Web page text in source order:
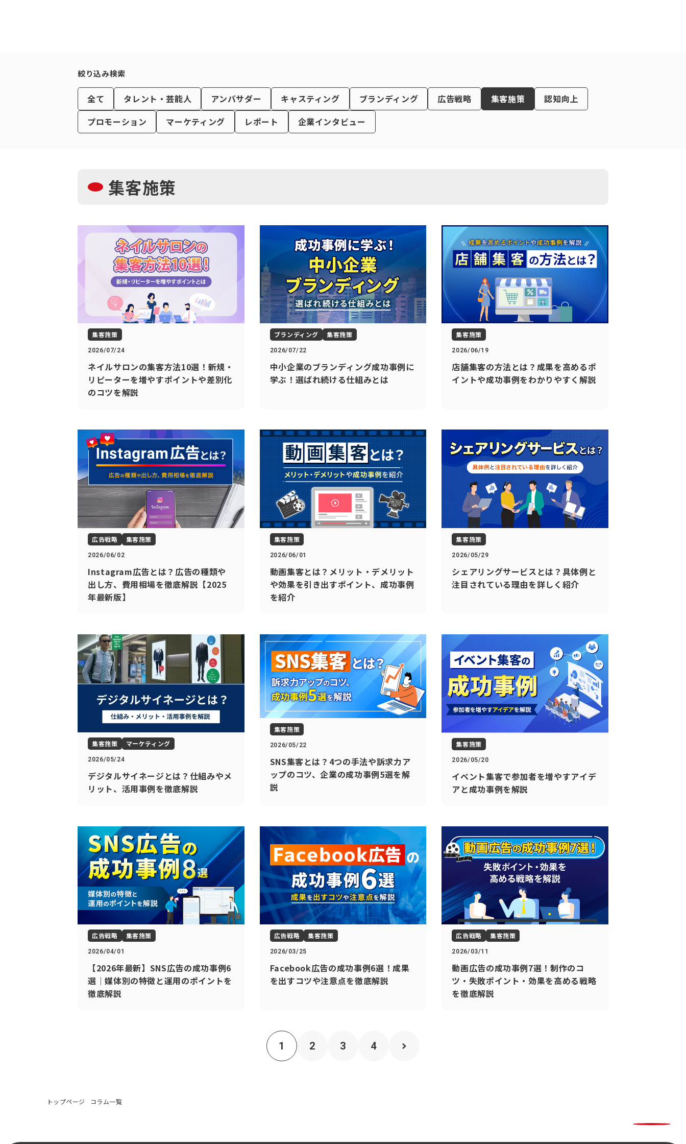
絞り込み検索
全て タレント・芸能人 アンバサダー キャスティング ブランディング 広告戦略 集客施策
認知向上
プロモーション
マーケティング レポート 企業インタビュー
集客施策
集客施策
2026/07/24
ネイルサロンの集客方法10選！新規・
リピーターを増やすポイントや差別化
のコツを解説
ブランディング 集客施策
2026/07/22
中小企業のブランディング成功事例に
学ぶ！選ばれ続ける仕組みとは
集客施策
2026/06/19
店舗集客の方法とは？成果を高めるポ
イントや成功事例をわかりやすく解説
広告戦略 集客施策
2026/06/02
Instagram広告とは？広告の種類や
出し方、費用相場を徹底解説【2025
年最新版】
集客施策
2026/06/01
動画集客とは？メリット・デメリット
や効果を引き出すポイント、成功事例
を紹介
集客施策
2026/05/29
シェアリングサービスとは？具体例と
注目されている理由を詳しく紹介
集客施策 マーケティング
2026/05/24
デジタルサイネージとは？仕組みやメ
リット、活用事例を徹底解説
集客施策
2026/05/22
SNS集客とは？4つの手法や訴求力ア
ップのコツ、企業の成功事例5選を解
説
集客施策
2026/05/20
イベント集客で参加者を増やすアイデ
アと成功事例を解説
広告戦略 集客施策
2026/04/01
【2026年最新】SNS広告の成功事例6
選｜媒体別の特徴と運用のポイントを
徹底解説
広告戦略 集客施策
2026/03/25
Facebook広告の成功事例6選！成果
を出すコツや注意点を徹底解説
広告戦略 集客施策
2026/03/11
動画広告の成功事例7選！制作のコ
ツ・失敗ポイント・効果を高める戦略
を徹底解説
1 2 3 4
トップページ コラム一覧